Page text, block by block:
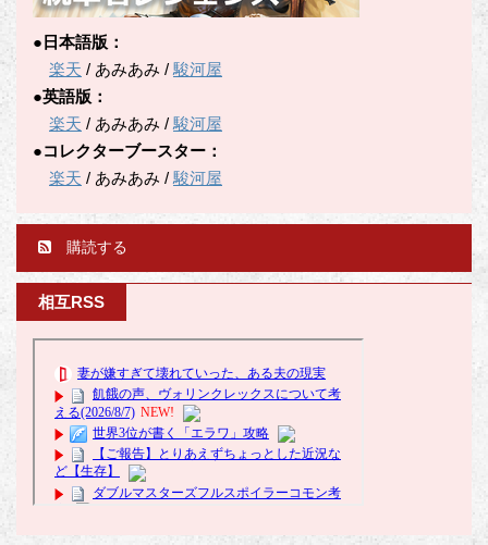
●日本語版：
楽天 / あみあみ /駿河屋
●英語版：
楽天 / あみあみ /駿河屋
●コレクターブースター：
楽天 / あみあみ /駿河屋
購読する
相互RSS